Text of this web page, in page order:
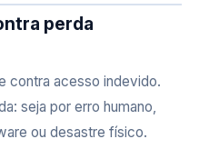
perda
contra acesso indevido.
seja por erro humano,
ou desastre físico.